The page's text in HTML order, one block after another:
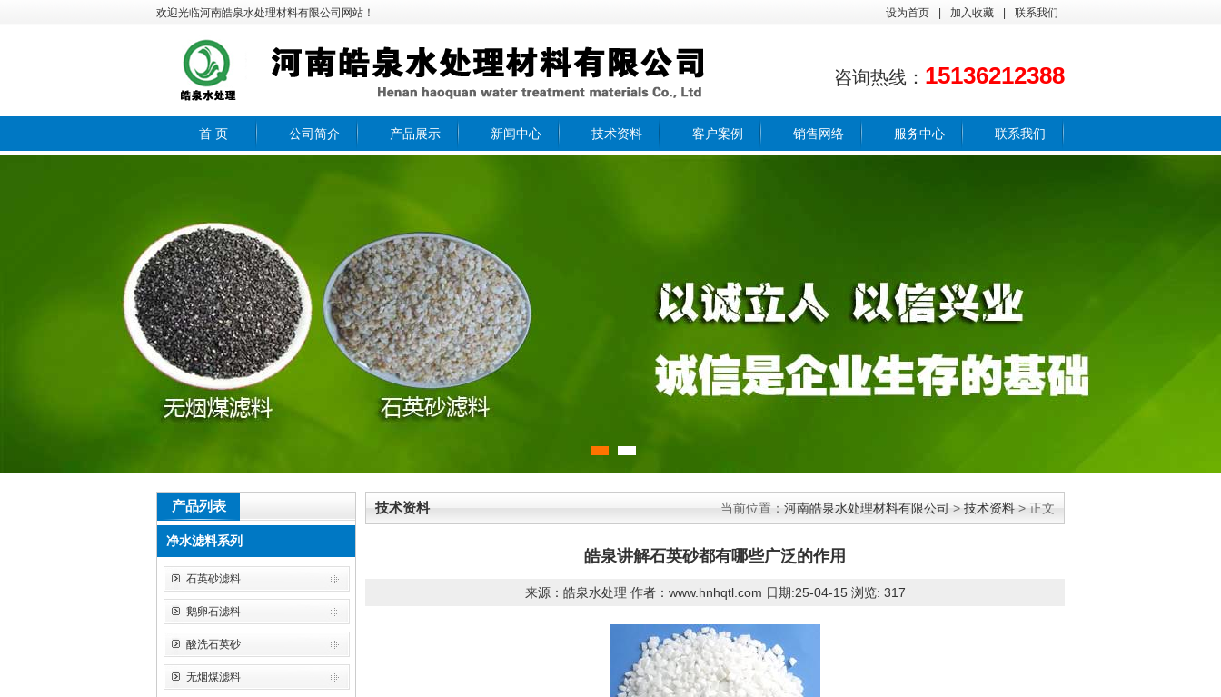
欢迎光临河南皓泉水处理材料有限公司网站！ 设为首页 加入收藏 联系我们
咨询热线： 15136212388
首 页 公司简介 产品展示 新闻中心 技术资料 客户案例 销售网络 服务中心 联系我们
产品列表
净水滤料系列
石英砂滤料
鹅卵石滤料
酸洗石英砂
无烟煤滤料
技术资料 当前位置： 河南皓泉水处理材料有限公司 > 技术资料 > 正文
皓泉讲解石英砂都有哪些广泛的作用
来源：皓泉水处理 作者：www.hnhqtl.com 日期:25-04-15 浏览: 317